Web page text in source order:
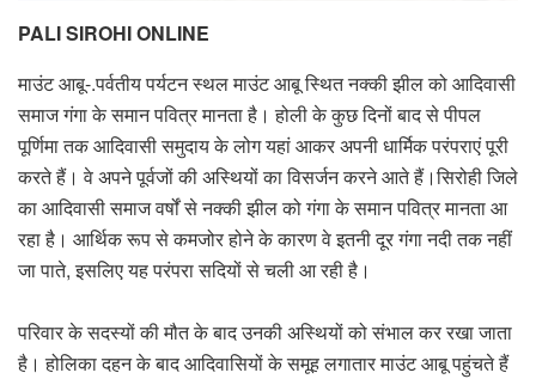
PALI SIROHI ONLINE
माउंट आबू-.पर्वतीय पर्यटन स्थल माउंट आबू स्थित नक्की झील को आदिवासी
समाज गंगा के समान पवित्र मानता है। होली के कुछ दिनों बाद से पीपल
पूर्णिमा तक आदिवासी समुदाय के लोग यहां आकर अपनी धार्मिक परंपराएं पूरी
करते हैं। वे अपने पूर्वजों की अस्थियों का विसर्जन करने आते हैं।सिरोही जिले
का आदिवासी समाज वर्षों से नक्की झील को गंगा के समान पवित्र मानता आ
रहा है। आर्थिक रूप से कमजोर होने के कारण वे इतनी दूर गंगा नदी तक नहीं
जा पाते, इसलिए यह परंपरा सदियों से चली आ रही है।
परिवार के सदस्यों की मौत के बाद उनकी अस्थियों को संभाल कर रखा जाता
है। होलिका दहन के बाद आदिवासियों के समूह लगातार माउंट आबू पहुंचते हैं